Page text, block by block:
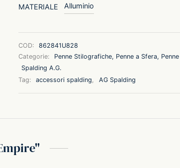
MATERIALE Alluminio
COD:
862841U828
Categorie:
Penne Stilografiche, Penne a Sfera,
Spalding A.G.
Tag:
accessori spalding, AG Spalding